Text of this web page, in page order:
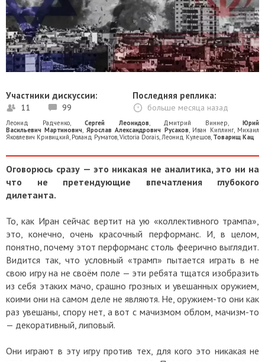
Участники дискуссии:
11 99
Последняя реплика:
больше месяца назад
Леонид Радченко, Сергей Леонидов, Дмитрий Виннер,Юрий
Васильевич Мартинович, Ярослав Александрович Русаков, Иван Киплинг, Михаил
Яковлевич Кривицкий, Роланд Руматов,Victoria Dorais,Леонид Кулешов, Товарищ Кац
Оговорюсь сразу — это никакая не аналитика, это ни на
что не претендующие впечатления глубокого
дилетанта.
То, как Иран сейчас вертит на ую «коллективного трампа»,
это, конечно, очень красочный перформанс. И, в целом,
понятно, почему этот перформанс столь феерично выглядит.
Видится так, что условный «трамп» пытается играть в не
свою игру на не своём поле — эти ребята тщатся изобразить
из себя этаких мачо, срашно грозных и увешанных оружием,
коими они на самом деле не являютя. Не, оружием-то они как
раз увешаны, спору нет, а вот с мачизмом облом, мачизм-то
— декоративный, липовый.
Они играют в эту игру против тех, для кого это никакая не